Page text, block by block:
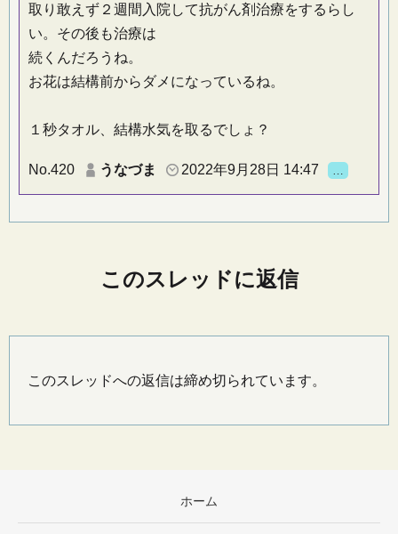
取り敢えず２週間入院して抗がん剤治療をするらし
い。その後も治療は
続くんだろうね。
お花は結構前からダメになっているね。
１秒タオル、結構水気を取るでしょ？
No.420 うなづま 2022年9月28日 14:47
このスレッドに返信
このスレッドへの返信は締め切られています。
ホーム